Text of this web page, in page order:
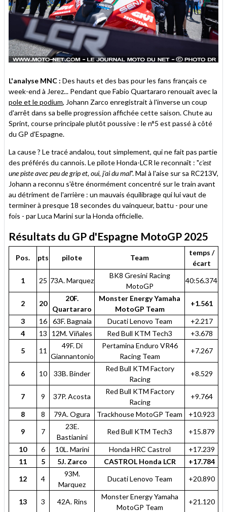
L'analyse MNC : Des hauts et des bas pour les fans français ce
week-end à Jerez... Pendant que Fabio Quartararo renouait avec la
pole et le podium, Johann Zarco enregistrait à l'inverse un coup
d'arrêt dans sa belle progression affichée cette saison. Chute au
Sprint, course principale plutôt poussive : le n°5 est passé à côté
du GP d'Espagne.
La cause ? Le tracé andalou, tout simplement, qui ne fait pas partie
des préférés du cannois. Le pilote Honda-LCR le reconnaît : "c'est
une piste avec peu de grip et, oui, j'ai du mal". Mal à l'aise sur sa RC213V,
Johann a reconnu s'être énormément concentré sur le train avant
au détriment de l'arrière : un mauvais équilibrage qui lui vaut de
terminer à presque 18 secondes du vainqueur, battu - pour une
fois - par Luca Marini sur la Honda officielle.
Résultats du GP d'Espagne MotoGP 2025
Pos. pts pilote Team
temps /
écart
1
25 73A. Marquez
BK8 Gresini Racing
MotoGP
40:56.374
2 20
20F.
Quartararo
Monster Energy Yamaha
MotoGP Team
+1.561
3 16 63F. Bagnaia Ducati Lenovo Team
+2.217
4
13 12M. Viñales Red Bull KTM Tech3
+3.678
5
11
49F. Di
Giannantonio
Pertamina Enduro VR46
Racing Team
+7.267
6 10 33B. Binder
Red Bull KTM Factory
Racing
+8.529
7 9 37P. Acosta
Red Bull KTM Factory
Racing
+9.764
8 8 79A. Ogura Trackhouse MotoGP Team
+10.923
9
7
23E.
Bastianini
Red Bull KTM Tech3 +15.879
10 6 10L. Marini Honda HRC Castrol
+17.239
11
5 5J. Zarco CASTROL Honda LCR
+17.784
12
4
93M.
Marquez
Ducati Lenovo Team +20.890
13 3 42A. Rins
Monster Energy Yamaha
MotoGP Team
+21.120